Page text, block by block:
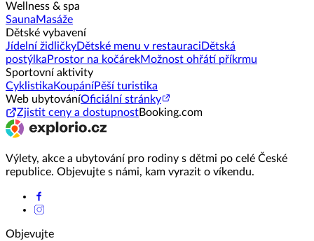
Wellness & spa
SaunaMasáže
Dětské vybavení
Jídelní židličkyDětské menu v restauraci Dětská
postýlka Prostor na kočárekMožnost ohřátí příkrmu
Sportovní aktivity
Cyklistika KoupáníPěší turistika
Web ubytováníOficiální stránky
Zjistit ceny a dostupnostBooking.com
Výlety, akce a ubytování pro rodiny s dětmi po celé České
republice. Objevujte s námi, kam vyrazit o víkendu.
Objevujte